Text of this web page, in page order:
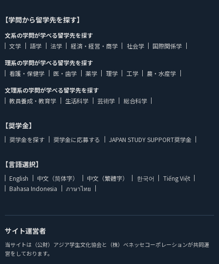
【学問から留学先を探す】
文系の学問が学べる留学先を探す
文学
語学 法学 経済・経営・商学 社会学
国際関係学
理系の学問が学べる留学先を探す
看護・保健学
医・歯学 薬学 理学 工学
農・水産学
文理系の学問が学べる留学先を探す
教員養成・教育学
生活科学 芸術学 総合科学
【奨学金】
奨学金を探す 奨学金に応募する JAPAN STUDY SUPPORT奨学金
【言語選択】
English 中文（简体字） 中文（繁體字） 한국어
Tiếng Việt
Bahasa Indonesia
ภาษาไทย
サイト運営者
当サイトは（公財）アジア学生文化協会と（株）ベネッセコーポレーションが共同運
営をしております。